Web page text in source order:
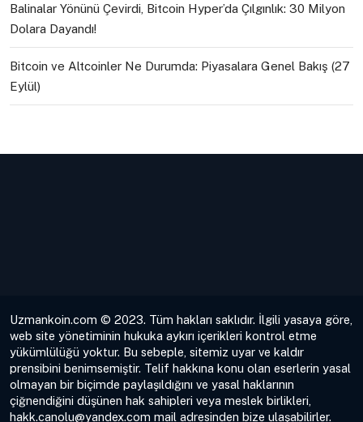
Balinalar Yönünü Çevirdi, Bitcoin Hyper’da Çılgınlık: 30 Milyon
Dolara Dayandı!
Bitcoin ve Altcoinler Ne Durumda: Piyasalara Genel Bakış (27
Eylül)
Uzmankoin.com © 2023. Tüm hakları saklıdır. İlgili yasaya göre,
web site yönetiminin hukuka aykırı içerikleri kontrol etme
yükümlülüğü yoktur. Bu sebeple, sitemiz uyar ve kaldır
prensibini benimsemiştir. Telif hakkına konu olan eserlerin yasal
olmayan bir biçimde paylaşıldığını ve yasal haklarının
çiğnendiğini düşünen hak sahipleri veya meslek birlikleri,
hakk.canolu@yandex.com mail adresinden bize ulaşabilirler.